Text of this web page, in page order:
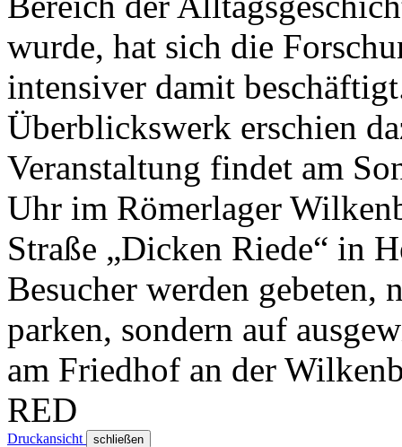
wurde, hat sich die
intensiver damit
Überblickswerk erschien
Veranstaltung findet am
Uhr im Römerlager
Straße „Dicken Riede“ in
Besucher werden
parken, sondern auf
am Friedhof an der
RED
Druckansicht schließen